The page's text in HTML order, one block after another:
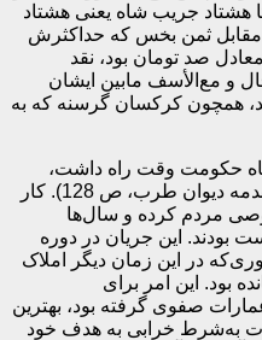
هشتاد جریب شاه یعنی هشتاد
ثمن بخس که حداکثرش
صد تومان بود، نقد
و مع‌الأسف مابین ایشان
همچون کرکسان گرسنه که به
حکومت وقت راه داشت،
بیشتر استفاده می‌کرد» (همایی، مقدمه دیوان طرب، ص 128). کار
مردم کرده و سال‌ها
بودند. این جریان در دوره
در این زمان دیگر املاک
بود. این امر برای
صفوی گرفته بود، بهترین
به‌شرط خرابی به هدف خود